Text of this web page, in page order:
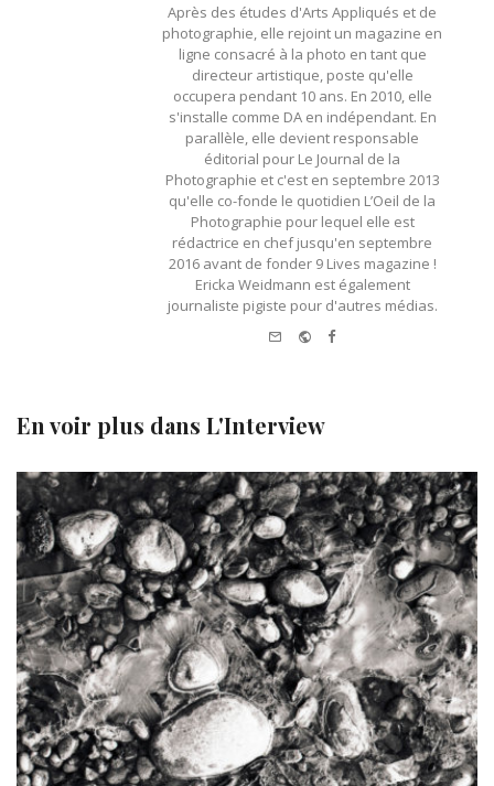
Après des études d'Arts Appliqués et de
photographie, elle rejoint un magazine en
ligne consacré à la photo en tant que
directeur artistique, poste qu'elle
occupera pendant 10 ans. En 2010, elle
s'installe comme DA en indépendant. En
parallèle, elle devient responsable
éditorial pour Le Journal de la
Photographie et c'est en septembre 2013
qu'elle co-fonde le quotidien L’Oeil de la
Photographie pour lequel elle est
rédactrice en chef jusqu'en septembre
2016 avant de fonder 9 Lives magazine !
Ericka Weidmann est également
journaliste pigiste pour d'autres médias.
Website
Facebook
En voir plus dans L'Interview